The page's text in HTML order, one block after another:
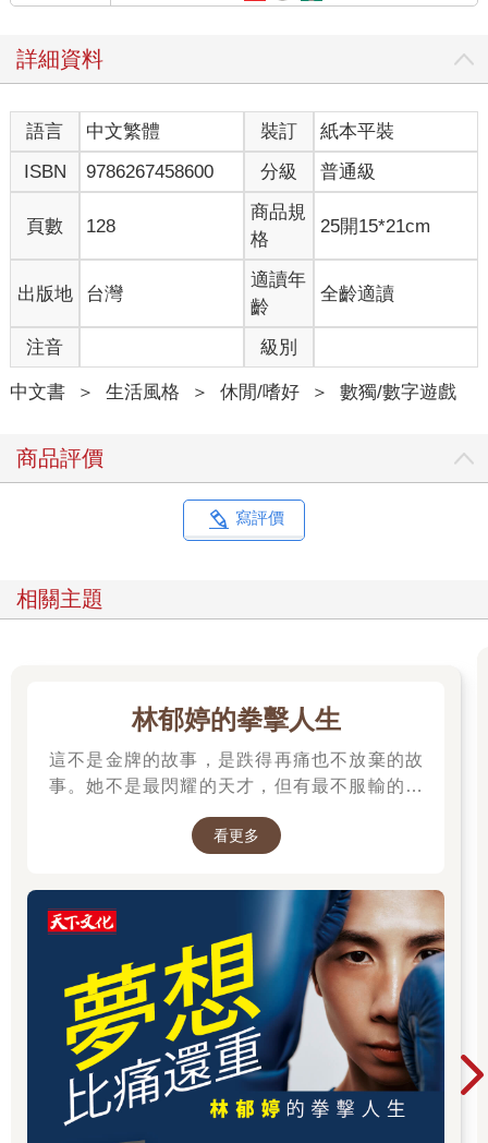
詳細資料
語言 中文繁體 裝訂
紙本平裝
ISBN
9786267458600 分級 普通級
頁數 128
商品規
格
25開15*21cm
出版地 台灣
適讀年
齡
全齡適讀
注音 級別
中文書 ＞ 生活風格 ＞ 休閒/嗜好 ＞ 數獨/數字遊戲
商品評價
寫評價
相關主題
林郁婷的拳擊人生
這不是金牌的故事，是跌得再痛也不放棄的故
事。她不是最閃耀的天才，但有最不服輸的骨
看更多